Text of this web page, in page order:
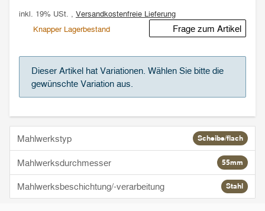
inkl. 19% USt. , Versandkostenfreie Lieferung
Knapper Lagerbestand
Frage zum Artikel
x
Dieser Artikel hat Variationen. Wählen Sie bitte die
gewünschte Variation aus.
Mahlwerkstyp Scheibe/flach
Mahlwerksdurchmesser 55mm
Mahlwerksbeschichtung/-verarbeitung Stahl